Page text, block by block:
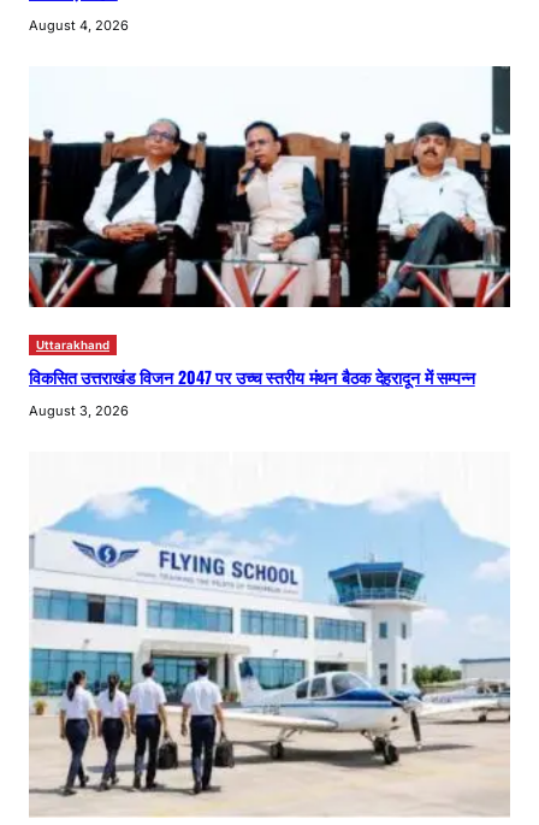
August 4, 2026
Uttarakhand
विकसित उत्तराखंड विजन 2047 पर उच्च स्तरीय मंथन बैठक देहरादून में सम्पन्न
August 3, 2026